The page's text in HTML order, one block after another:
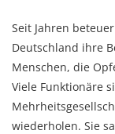
Seit Jahren
Deutschland ihre
Menschen, die
Viele Funktionäre
wiederholen. Sie